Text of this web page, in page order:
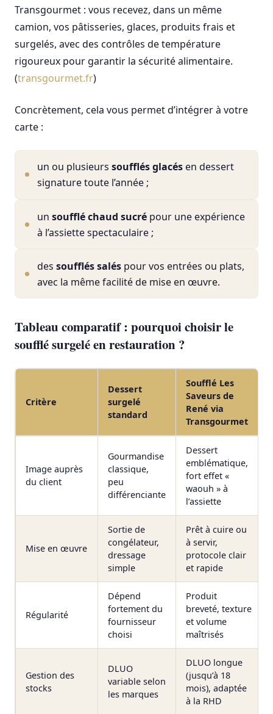
Transgourmet : vous recevez, dans un même
camion, vos pâtisseries, glaces, produits frais et
surgelés, avec des contrôles de température
rigoureux pour garantir la sécurité alimentaire.
(transgourmet.fr)
Concrètement, cela vous permet d’intégrer à votre
carte :
un ou plusieurs soufflés glacés en dessert
signature toute l’année ;
un soufflé chaud sucré pour une expérience
à l’assiette spectaculaire ;
des soufflés salés pour vos entrées ou plats,
avec la même facilité de mise en œuvre.
Tableau comparatif : pourquoi choisir le
soufflé surgelé en restauration ?
Critère
Dessert
surgelé
standard
Soufflé Les
Saveurs de
René via
Transgourmet
Image auprès
du client
Gourmandise
classique,
peu
différenciante
Dessert
emblématique,
fort effet «
waouh » à
l’assiette
Mise en œuvre
Sortie de
congélateur,
dressage
simple
Prêt à cuire ou
à servir,
protocole clair
et rapide
Régularité
Dépend
fortement du
fournisseur
choisi
Produit
breveté, texture
et volume
maîtrisés
Gestion des
stocks
DLUO
variable selon
les marques
DLUO longue
(jusqu’à 18
mois), adaptée
à la RHD